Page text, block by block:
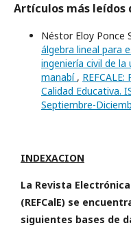
Artículos más
Néstor Eloy Ponce
álgebra lineal para
ingeniería civil de la
manabí ,
Calidad Educativa.
Septiembre-
INDEXACION
La Revista
(REFCalE) se
siguientes bases de